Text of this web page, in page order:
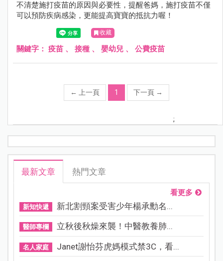
不清楚施打疫苗的原因與必要性，提醒爸媽，施打疫苗不僅
可以預防疾病感染，更能提高寶寶的抵抗力喔！
收藏
關鍵字： 疫苗 、 接種 、 嬰幼兒 、 公費疫苗
← 上一頁 1 下一頁 →
;
最新文章 熱門文章
看更多
新知快遞 新北割頸案受害少年楊承勳名...
醫師專欄 立秋後秋燥來襲！中醫教養肺...
名人家庭 Janet謝怡芬虎媽模式禁3C，看...